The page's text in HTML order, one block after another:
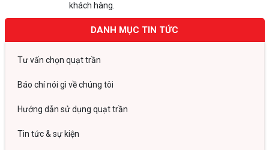
khách hàng.
DANH MỤC TIN TỨC
Tư vấn chọn quạt trần
Báo chí nói gì về chúng tôi
Hướng dẫn sử dụng quạt trần
Tin tức & sự kiện